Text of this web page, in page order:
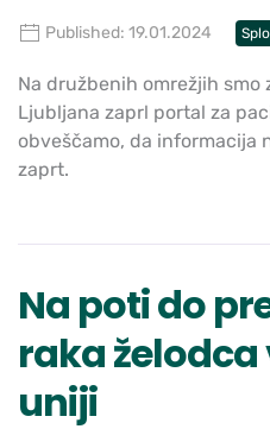
Published: 19.01.2024
Na družbenih omrežjih smo
Ljubljana zaprl portal za
obveščamo, da informacija
zaprt.
Na poti do
raka želodca
uniji